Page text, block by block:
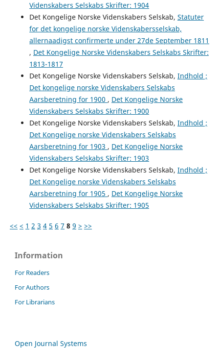
Videnskabers Selskabs Skrifter: 1904
Det Kongelige Norske Videnskabers Selskab, Statuter
for det kongelige norske Videnskabersselskab,
allernaadigst confirmerte under 27de September 1811
, Det Kongelige Norske Videnskabers Selskabs Skrifter:
1813-1817
Det Kongelige Norske Videnskabers Selskab, Indhold ;
Det kongelige norske Videnskabers Selskabs
Aarsberetning for 1900 , Det Kongelige Norske
Videnskabers Selskabs Skrifter: 1900
Det Kongelige Norske Videnskabers Selskab, Indhold ;
Det Kongelige norske Videnskabers Selskabs
Aarsberetning for 1903 , Det Kongelige Norske
Videnskabers Selskabs Skrifter: 1903
Det Kongelige Norske Videnskabers Selskab, Indhold ;
Det Kongelige norske Videnskabers Selskabs
Aarsberetning for 1905 , Det Kongelige Norske
Videnskabers Selskabs Skrifter: 1905
<< < 1 2 3 4 5 6 7 8 9 > >>
Information
For Readers
For Authors
For Librarians
Open Journal Systems